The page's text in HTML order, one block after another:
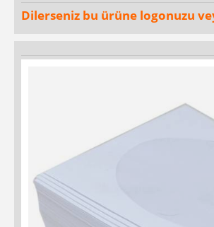
Dilerseniz bu ürüne logonuzu